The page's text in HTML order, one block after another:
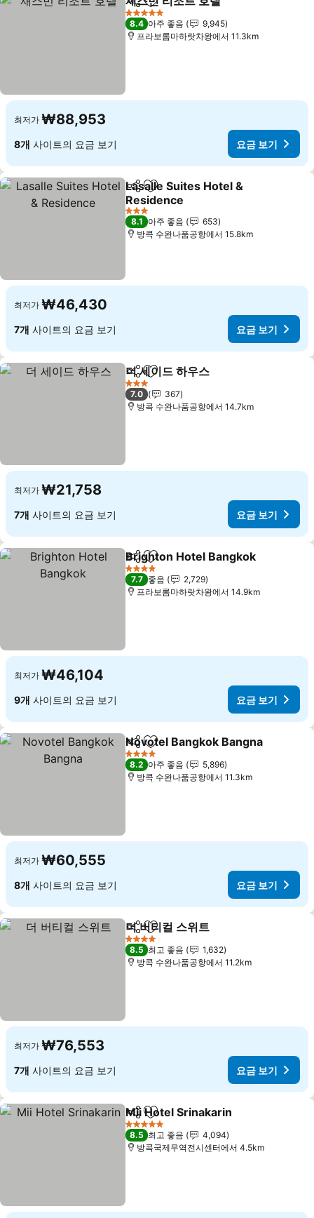
공유 즐겨찾기에 추가
5 성급
8.4 아주 좋음
9,945
프라보롬마하랏차왕에서 11.3km
최저가 ₩88,953
8개 사이트의 요금 보기 요금 보기
공유 즐겨찾기에 추가
Lasalle Suites Hotel &
Residence
3 성급
8.1 아주 좋음
653
방콕 수완나품공항에서 15.8km
최저가 ₩46,430
7개 사이트의 요금 보기 요금 보기
공유 즐겨찾기에 추가
더 세이드 하우스
3 성급
7.0
367
방콕 수완나품공항에서 14.7km
최저가 ₩21,758
7개 사이트의 요금 보기 요금 보기
공유 즐겨찾기에 추가
Brighton Hotel Bangkok
4 성급
7.7 좋음
2,729
프라보롬마하랏차왕에서 14.9km
최저가 ₩46,104
9개 사이트의 요금 보기 요금 보기
공유 즐겨찾기에 추가
Novotel Bangkok Bangna
4 성급
8.2 아주 좋음
5,896
방콕 수완나품공항에서 11.3km
최저가 ₩60,555
8개 사이트의 요금 보기 요금 보기
공유 즐겨찾기에 추가
더 버티컬 스위트
4 성급
8.5 최고 좋음
1,632
방콕 수완나품공항에서 11.2km
최저가 ₩76,553
7개 사이트의 요금 보기 요금 보기
공유 즐겨찾기에 추가
Mii Hotel Srinakarin
5 성급
8.5 최고 좋음
4,094
방콕국제무역전시센터에서 4.5km